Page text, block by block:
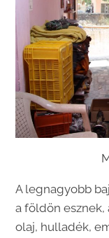
A legnagyobb
a földön esznek,
olaj, hulladék,